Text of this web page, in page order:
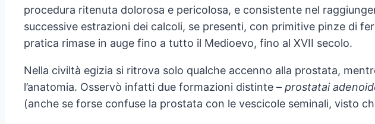
procedura ritenuta dolorosa e pericolosa, e consistente nel
successive estrazioni dei calcoli, se presenti, con primitive pinze di
pratica rimase in auge fino a tutto il Medioevo, fino al XVII secolo.
Nella civiltà egizia si ritrova solo qualche accenno alla prostata,
l’anatomia. Osservò infatti due formazioni distinte – prostatai
(anche se forse confuse la prostata con le vescicole seminali, visto